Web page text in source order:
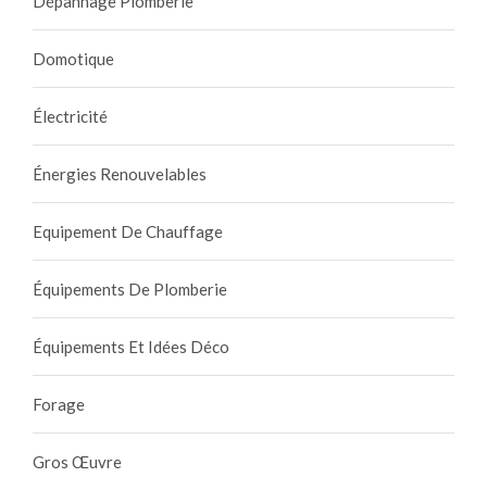
Domotique
Électricité
Énergies Renouvelables
Equipement De Chauffage
Équipements De Plomberie
Équipements Et Idées Déco
Forage
Gros Œuvre